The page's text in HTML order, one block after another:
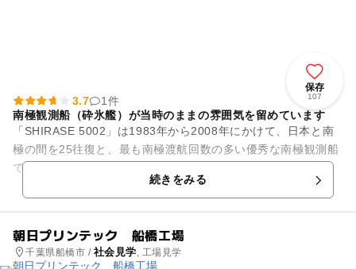
保存
107
3.7
1件
南極観測船（砕氷艦）が当時のままの雰囲気を留めています
「SHIRASE 5002」は1983年から2008年にかけて、日本と南
極の間を25往復と、最も南極渡航回数の多い優秀な南極観測船
です。3代目にあたるこの南極観測船を見学できるツアーが開
続きをみる
朝日プリンテック 船橋工場
千葉県船橋市 / 社会見学, 工場見学